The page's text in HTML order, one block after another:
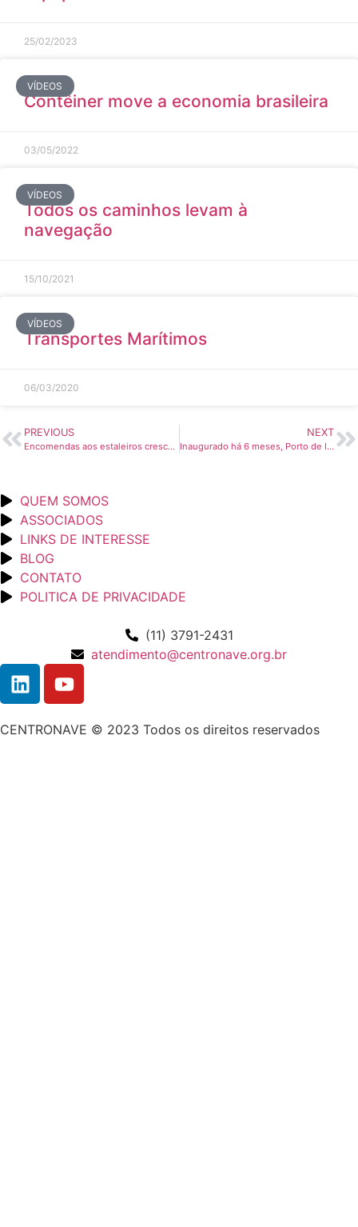
25/02/2023
VÍDEOS
Contêiner move a economia brasileira
03/05/2022
VÍDEOS
Todos os caminhos levam à
navegação
15/10/2021
VÍDEOS
Transportes Marítimos
06/03/2020
PREVIOUS
Encomendas aos estaleiros crescem 9,4% em abril – Guia Marítimo
NEXT
Inaugurado há 6 meses, Porto de Itapoá continua parado – Gazeta do Povo
QUEM SOMOS
ASSOCIADOS
LINKS DE INTERESSE
BLOG
CONTATO
POLITICA DE PRIVACIDADE
(11) 3791-2431
atendimento@centronave.org.br
CENTRONAVE © 2023 Todos os direitos reservados